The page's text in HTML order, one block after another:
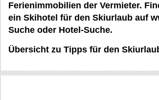
Ferienimmobilien der Vermieter.
ein Skihotel für den Skiurlaub auf
Suche oder Hotel-Suche.
Übersicht zu Tipps für den